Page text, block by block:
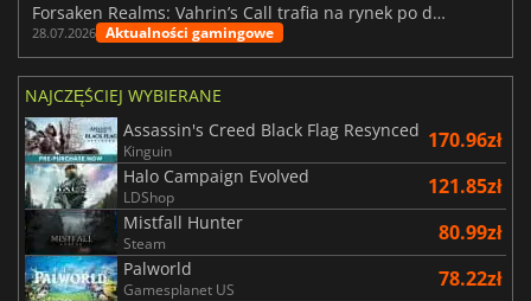
Forsaken Realms: Vahrin’s Call trafia na rynek po dziesięciu latach prac
28.07.2026 Aktualności gamingowe
NAJCZĘŚCIEJ WYBIERANE
Assassin's Creed Black Flag Resynced
Kinguin 170.96zł
Halo Campaign Evolved
LDShop 121.85zł
Mistfall Hunter
Steam 80.99zł
Palworld
Gamesplanet US 78.22zł